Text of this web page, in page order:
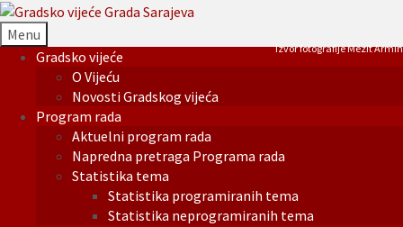
Menu
Gradsko vijeće
O Vijeću
Novosti Gradskog vijeća
Program rada
Aktuelni program rada
Napredna pretraga Programa rada
Statistika tema
Statistika programiranih tema
Statistika neprogramiranih tema
Izvor fotografije Mezit Armin